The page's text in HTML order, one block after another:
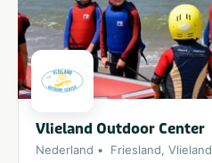
Vlieland Outdoor Center
Nederland Friesland, Vlieland